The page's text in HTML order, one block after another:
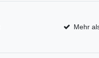
Mehr